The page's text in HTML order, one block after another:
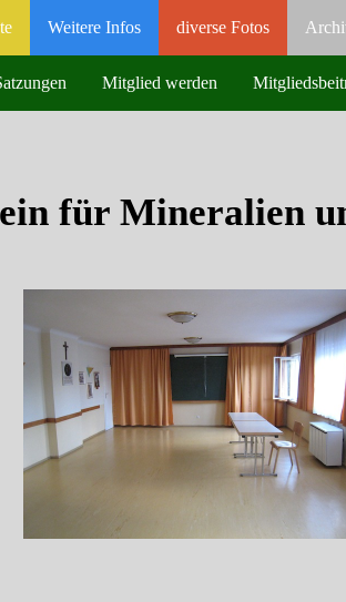
Weitere Infos diverse Fotos
Mitglied werden
für Mineralien